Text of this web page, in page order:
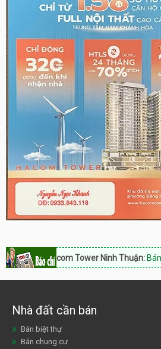
Hacom Tower Ninh Thuận:Bán căn hộ,
Nhà đất cần bán
Bán biệt thự
Bán chung cư